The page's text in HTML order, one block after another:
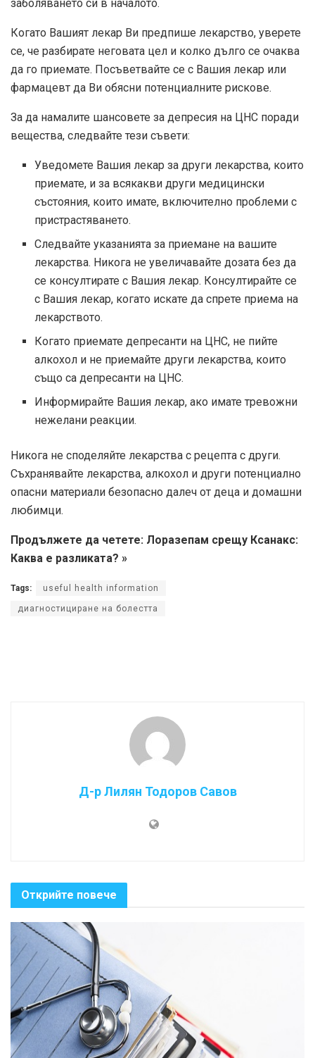
заболяването си в началото.
Когато Вашият лекар Ви предпише лекарство, уверете
се, че разбирате неговата цел и колко дълго се очаква
да го приемате. Посъветвайте се с Вашия лекар или
фармацевт да Ви обясни потенциалните рискове.
За да намалите шансовете за депресия на ЦНС поради
вещества, следвайте тези съвети:
Уведомете Вашия лекар за други лекарства, които
приемате, и за всякакви други медицински
състояния, които имате, включително проблеми с
пристрастяването.
Следвайте указанията за приемане на вашите
лекарства. Никога не увеличавайте дозата без да
се консултирате с Вашия лекар. Консултирайте се
с Вашия лекар, когато искате да спрете приема на
лекарството.
Когато приемате депресанти на ЦНС, не пийте
алкохол и не приемайте други лекарства, които
също са депресанти на ЦНС.
Информирайте Вашия лекар, ако имате тревожни
нежелани реакции.
Никога не споделяйте лекарства с рецепта с други.
Съхранявайте лекарства, алкохол и други потенциално
опасни материали безопасно далеч от деца и домашни
любимци.
Продължете да четете: Лоразепам срещу Ксанакс:
Каква е разликата? »
Tags: useful health information
диагностициране на болестта
Д-р Лилян Тодоров Савов
Открийте повече